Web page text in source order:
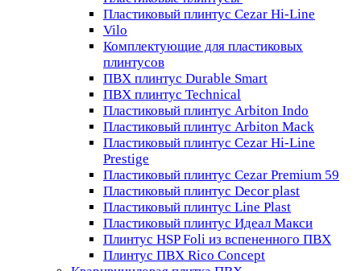
Пластиковый плинтус Cezar Hi-Line
Vilo
Комплектующие для пластиковых
плинтусов
ПВХ плинтус Durable Smart
ПВХ плинтус Technical
Пластиковый плинтус Arbiton Indo
Пластиковый плинтус Arbiton Mack
Пластиковый плинтус Cezar Hi-Line
Prestige
Пластиковый плинтус Cezar Premium 59
Пластиковый плинтус Decor plast
Пластиковый плинтус Line Plast
Пластиковый плинтус Идеал Макси
Плинтус HSP Foli из вспененного ПВХ
Плинтус ПВХ Rico Concept